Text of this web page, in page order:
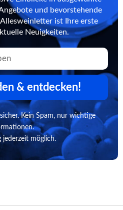
und bevorstehende
ist Ihre erste
Neuigkeiten.
& entdecken!
Kein Spam, nur wichtige
jederzeit möglich.